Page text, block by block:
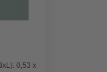
0,53 x